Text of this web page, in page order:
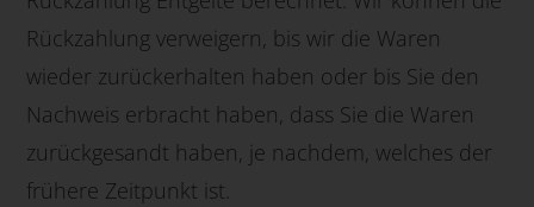
Rückzahlung verweigern, bis wir die Waren
wieder zurückerhalten haben oder bis Sie den
Nachweis erbracht haben, dass Sie die Waren
zurückgesandt haben, je nachdem, welches der
frühere Zeitpunkt ist.